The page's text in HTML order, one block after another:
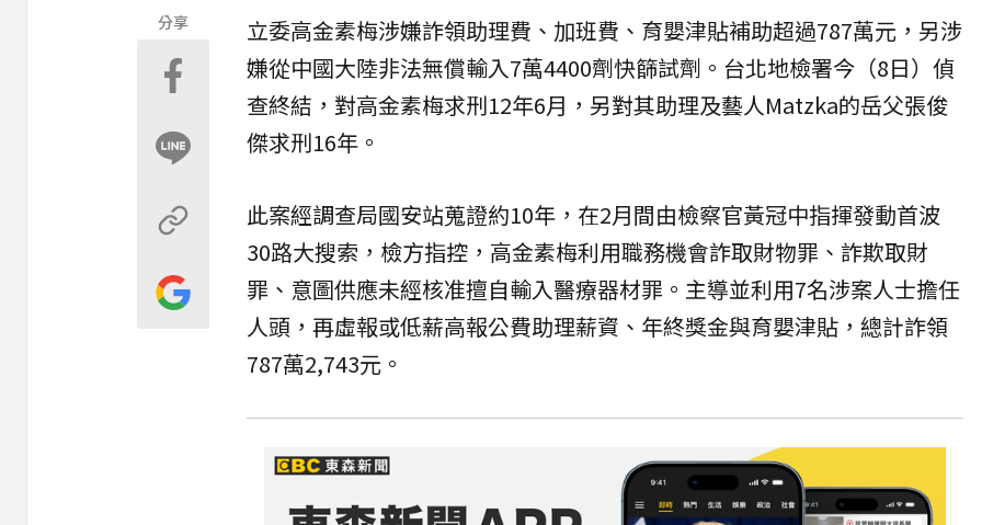
分享 立委高金素梅涉嫌詐領助理費 、加班費、育嬰津貼補助超過787萬元，另涉
嫌從中國大陸非法無償輸入7萬4400劑快篩試劑。台北地檢署今（8日）偵
查終結，對高金素梅求刑12年6月，另對其助理及藝人Matzka的岳父張俊
傑求刑16年。
此案經調查局國安站蒐證約10年，在2月間由檢察官黃冠中指揮發動首波
30路大搜索，檢方指控，高金素梅利用職務機會詐取財物罪、詐欺取財
罪、意圖供應未經核准擅自輸入醫療器材罪。主導並利用7名涉案人士擔任
人頭，再虛報或低薪高報公費助理薪資、年終獎金與育嬰津貼，總計詐領
787萬2,743元。